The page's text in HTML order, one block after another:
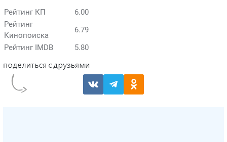
Рейтинг КП
6.00
Рейтинг
Кинопоиска
6.79
Рейтинг IMDB
5.80